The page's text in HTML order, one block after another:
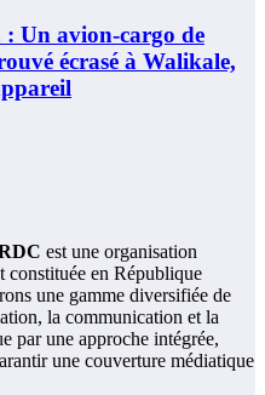
Un avion-cargo de
écrasé à Walikale,
est une organisation
constituée en République
une gamme diversifiée de
la communication et la
par une approche intégrée,
une couverture médiatique